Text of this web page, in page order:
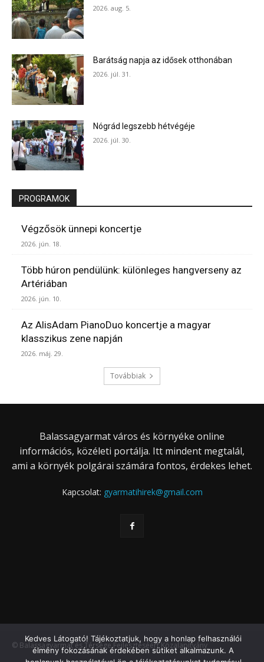
2026. aug. 5.
Barátság napja az idősek otthonában
2026. júl. 31.
Nógrád legszebb hétvégéje
2026. júl. 30.
PROGRAMOK
Végzősök ünnepi koncertje
2026. jún. 18.
Több húron pendülünk: különleges hangverseny az
Artériában
2026. jún. 10.
Az AlisAdam PianoDuo koncertje a magyar
klasszikus zene napján
2026. máj. 29.
Továbbiak
Balassagyarmat város és környéke online
információs, közéleti portálja. Itt mindent megtalál,
ami a környék polgárai számára fontos, érdekes lehet.
Kapcsolat: gyarmatihirek@gmail.com
© Balassagyarmat és Térsége Fejlesztéséért Közalapítvány
Kedves Látogató! Tájékoztatjuk, hogy a honlap felhasználói
élmény fokozásának érdekében sütiket alkalmazunk. A